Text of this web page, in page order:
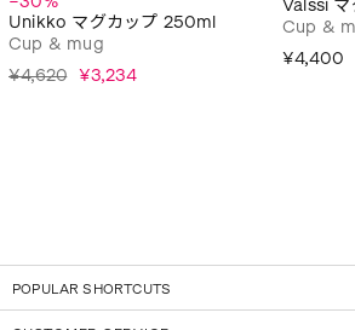
Unikko マグカップ 250ml
Cup & mug
¥4,620 ¥3,234
Valssi
Cup &
¥4,400
POPULAR SHORTCUTS